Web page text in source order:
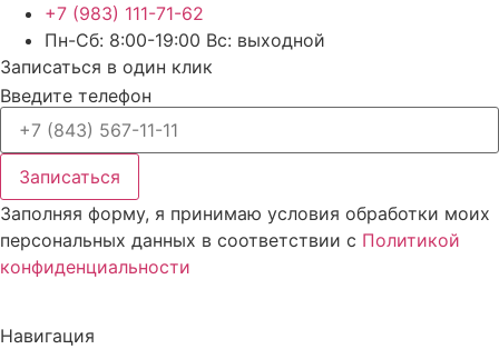
+7 (983) 111-71-62
Пн-Сб: 8:00-19:00 Вс: выходной
Записаться в один клик
Введите телефон
Записаться
Заполняя форму, я принимаю условия обработки моих
персональных данных в соответствии с Политикой
конфиденциальности
Навигация